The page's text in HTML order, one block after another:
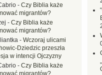
- Czy Biblia każe
migrantów?
- Czy Biblia każe
migrantów?
- Wczoraj ulicami
Dziedzic przeszła
w intencji Ojczyzny
- Czy Biblia każe
migrantów?